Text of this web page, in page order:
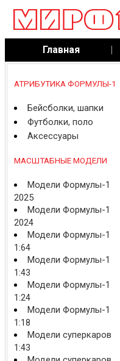
Главная |
АТРИБУТИКА ФОРМУЛЫ-1
Бейсболки, шапки
Футболки, поло
Аксессуары
МАСШТАБНЫЕ МОДЕЛИ
Модели Формулы-1
2025
Модели Формулы-1
2024
Модели Формулы-1
1:64
Модели Формулы-1
1:43
Модели Формулы-1
1:24
Модели Формулы-1
1:18
Модели суперкаров
1:43